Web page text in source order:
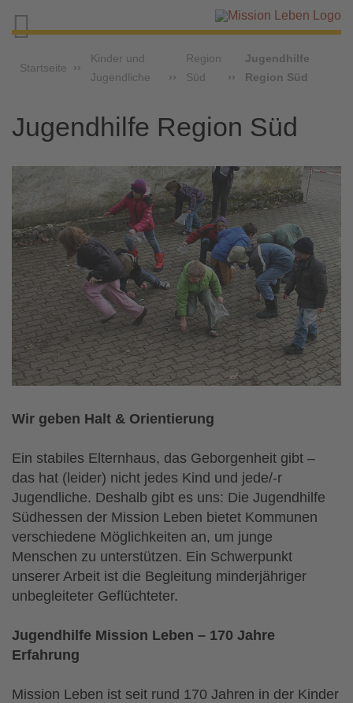

Startseite
Kinder und
Jugendliche
Region
Süd
Jugendhilfe
Region Süd
Jugendhilfe Region Süd
Wir geben Halt & Orientierung
Ein stabiles Elternhaus, das Geborgenheit gibt –
das hat (leider) nicht jedes Kind und jede/-r
Jugendliche. Deshalb gibt es uns: Die Jugendhilfe
Südhessen der Mission Leben bietet Kommunen
verschiedene Möglichkeiten an, um junge
Menschen zu unterstützen. Ein Schwerpunkt
unserer Arbeit ist die Begleitung minderjähriger
unbegleiteter Geflüchteter.
Jugendhilfe Mission Leben – 170 Jahre
Erfahrung
Mission Leben ist seit rund 170 Jahren in der Kinder